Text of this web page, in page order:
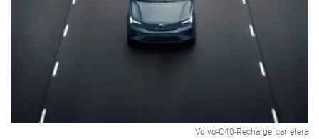
Volvo-C40-Recharge_carretera